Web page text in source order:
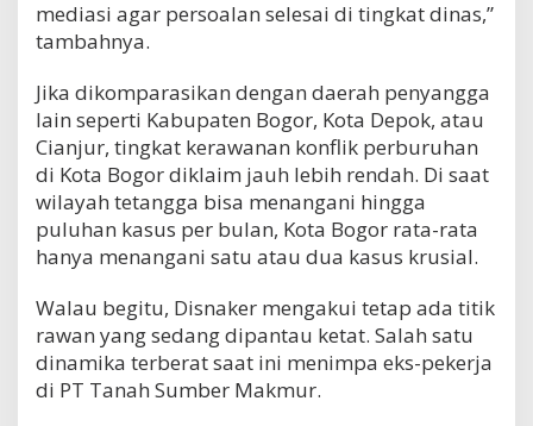
mediasi agar persoalan selesai di tingkat dinas,”
tambahnya.
Jika dikomparasikan dengan daerah penyangga
lain seperti Kabupaten Bogor, Kota Depok, atau
Cianjur, tingkat kerawanan konflik perburuhan
di Kota Bogor diklaim jauh lebih rendah. Di saat
wilayah tetangga bisa menangani hingga
puluhan kasus per bulan, Kota Bogor rata-rata
hanya menangani satu atau dua kasus krusial.
Walau begitu, Disnaker mengakui tetap ada titik
rawan yang sedang dipantau ketat. Salah satu
dinamika terberat saat ini menimpa eks-pekerja
di PT Tanah Sumber Makmur.